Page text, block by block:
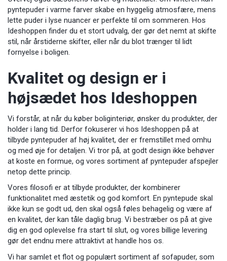
pyntepuder i varme farver skabe en hyggelig atmosfære, mens
lette puder i lyse nuancer er perfekte til om sommeren. Hos
Ideshoppen finder du et stort udvalg, der gør det nemt at skifte
stil, når årstiderne skifter, eller når du blot trænger til lidt
fornyelse i boligen.
Kvalitet og design er i
højsædet hos Ideshoppen
Vi forstår, at når du køber boliginteriør, ønsker du produkter, der
holder i lang tid. Derfor fokuserer vi hos Ideshoppen på at
tilbyde pyntepuder af høj kvalitet, der er fremstillet med omhu
og med øje for detaljen. Vi tror på, at godt design ikke behøver
at koste en formue, og vores sortiment af pyntepuder afspejler
netop dette princip.
Vores filosofi er at tilbyde produkter, der kombinerer
funktionalitet med æstetik og god komfort. En pyntepude skal
ikke kun se godt ud, den skal også føles behagelig og være af
en kvalitet, der kan tåle daglig brug. Vi bestræber os på at give
dig en god oplevelse fra start til slut, og vores billige levering
gør det endnu mere attraktivt at handle hos os.
Vi har samlet et flot og populært sortiment af sofapuder, som